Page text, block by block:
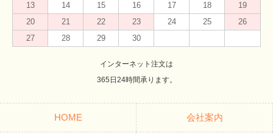
13
14 15 16 17 18
19
20
21 22 23 24 25
26
27
28 29 30
インターネット注文は
365日24時間承ります。
HOME 会社案内